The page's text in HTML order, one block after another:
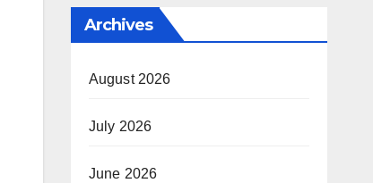
Archives
August 2026
July 2026
June 2026